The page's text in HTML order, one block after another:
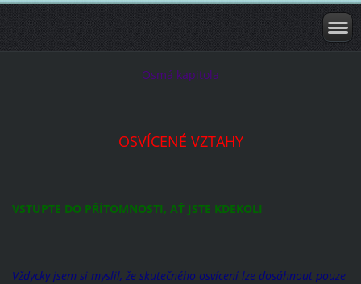
Osmá kapitola
OSVÍCENÉ VZTAHY
VSTUPTE DO PŘÍTOMNOSTI, AŤ JSTE KDEKOLI
Vždycky jsem si myslil, že skutečného osvícení lze dosáhnout pouze